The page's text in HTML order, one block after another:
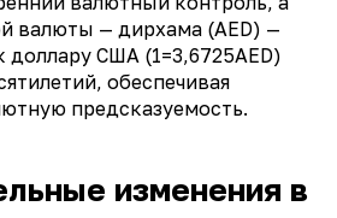
валюты — дирхама (AED) —
доллару США (1=3,6725AED)
обеспечивая
предсказуемость.
изменения в